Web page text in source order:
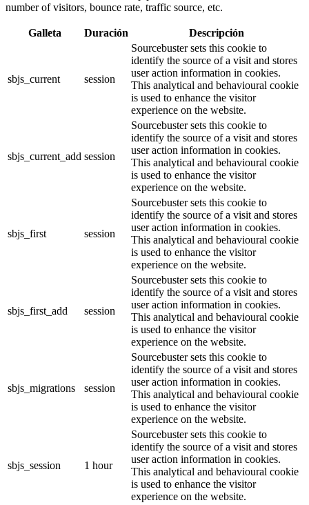
number of visitors, bounce rate, traffic source, etc.
Galleta Duración Descripción
sbjs_current session
Sourcebuster sets this cookie to
identify the source of a visit and stores
user action information in cookies.
This analytical and behavioural cookie
is used to enhance the visitor
experience on the website.
sbjs_current_add session
Sourcebuster sets this cookie to
identify the source of a visit and stores
user action information in cookies.
This analytical and behavioural cookie
is used to enhance the visitor
experience on the website.
sbjs_first session
Sourcebuster sets this cookie to
identify the source of a visit and stores
user action information in cookies.
This analytical and behavioural cookie
is used to enhance the visitor
experience on the website.
sbjs_first_add session
Sourcebuster sets this cookie to
identify the source of a visit and stores
user action information in cookies.
This analytical and behavioural cookie
is used to enhance the visitor
experience on the website.
sbjs_migrations session
Sourcebuster sets this cookie to
identify the source of a visit and stores
user action information in cookies.
This analytical and behavioural cookie
is used to enhance the visitor
experience on the website.
sbjs_session 1 hour
Sourcebuster sets this cookie to
identify the source of a visit and stores
user action information in cookies.
This analytical and behavioural cookie
is used to enhance the visitor
experience on the website.